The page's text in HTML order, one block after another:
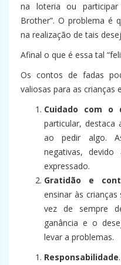
na loteria ou
Brother”. O problema é
na realização de tais
Afinal o que é essa tal
Os contos de fadas
valiosas para as crianças
Cuidado com o
particular, destaca
ao pedir algo.
negativas,
expressado.
Gratidão e
ensinar às
vez de sempre
ganância e o
levar a problemas.
Responsabilidade